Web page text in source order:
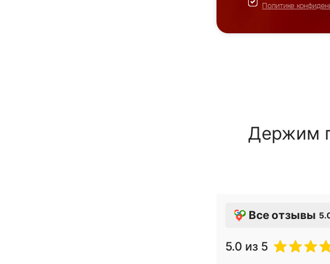
Политике
Держим
Все отзывы
5.0 из 5